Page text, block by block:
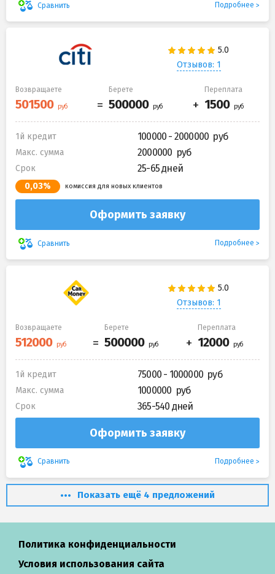
Сравнить Подробнее
Отзывов: 1
Возвращаете Берете Переплата
1й кредит 100000 - 2000000
Макс. сумма 2000000
Срок 25-65 дней
0,03% комиссия для новых клиентов
Оформить заявку
Сравнить Подробнее
Отзывов: 1
Возвращаете Берете Переплата
1й кредит 75000 - 1000000
Макс. сумма 1000000
Срок 365-540 дней
Оформить заявку
Сравнить Подробнее
Показать ещё 4 предложений
Политика конфиденциальности
Условия использования сайта